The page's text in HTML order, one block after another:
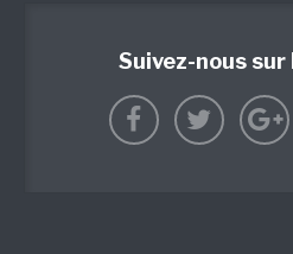
Suivez-nous sur